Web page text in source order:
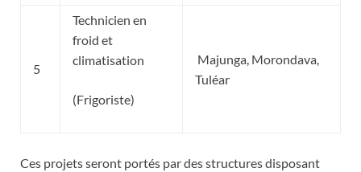
5
Technicien en
froid et
climatisation
(Frigoriste)
Majunga, Morondava,
Tuléar
Ces projets seront portés par des structures disposant